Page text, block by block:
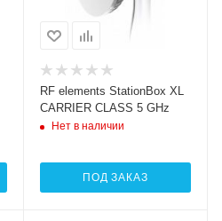
RF elements StationBox XL
CARRIER CLASS 5 GHz
Нет в наличии
ПОД ЗАКАЗ